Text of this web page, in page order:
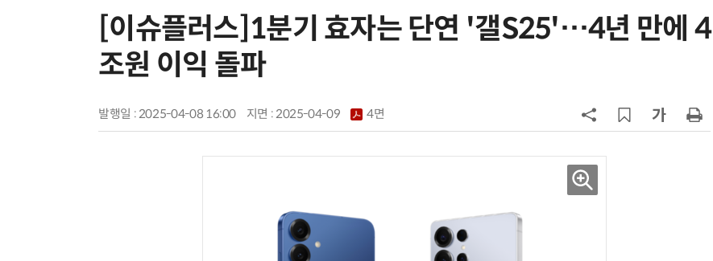
[이슈플러스]1분기 효자는 단연 '갤S25'…4년 만에 4
조원 이익 돌파
발행일 : 2025-04-08 16:00 지면 :2025-04-09 4면
6
뉴스는 그냥 써도 된다?…법원, 방송
불안 줄였지만 '홍보 부족' 과제
원…개발자 90%에 無수수료
달 없이 단계적 확장”